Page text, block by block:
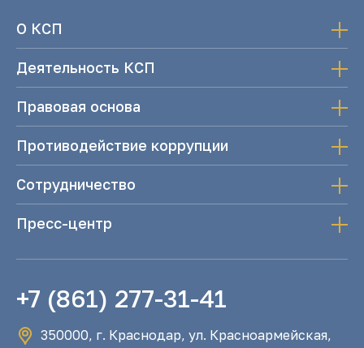
О КСП
Деятельность КСП
Правовая основа
Противодействие коррупции
Сотрудничество
Пресс-центр
+7 (861) 277-31-41
350000, г. Краснодар, ул. Красноармейская,